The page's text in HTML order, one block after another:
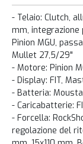
- Telaio: Clutch,
mm,
Pinion MGU,
Mullet 27,5/29"
- Motore: Pinion
- Display: FIT,
- Batteria:
- Caricabatterie:
- Forcella:
regolazione del